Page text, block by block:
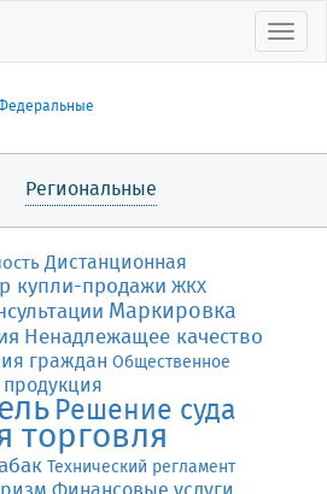
Региональные
Дистанционная
купли-продажи ЖКХ
Маркировка
Ненадлежащее качество
граждан Общественное
Решение суда
торговля
Технический регламент